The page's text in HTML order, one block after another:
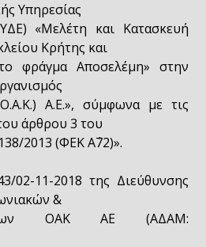
Υπηρεσίας
«Μελέτη και Κατασκευή
Κρήτης και
φράγμα Αποσελέμη» στην
Α.Ε.», σύμφωνα με τις
άρθρου 3 του
2013 (ΦΕΚ Α΄72)».
02-11-2018 της Διεύθυνσης
&
ΟΑΚ ΑΕ (ΑΔΑΜ: